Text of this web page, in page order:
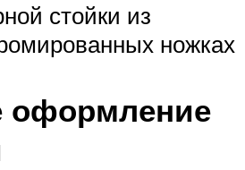
стойки из
ножках
оформление